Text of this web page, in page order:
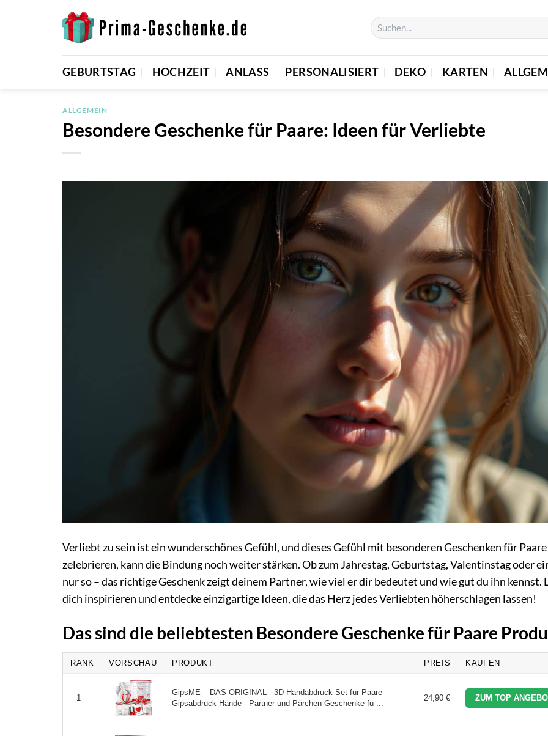
GEBURTSTAG HOCHZEIT ANLASS PERSONALISIERT DEKO KARTEN
ALLGEMEIN
Besondere Geschenke für Paare: Ideen für Verliebte
Verliebt zu sein ist ein wunderschönes Gefühl, und dieses Gefühl mit besonderen Geschenken für Paare
zelebrieren, kann die Bindung noch weiter stärken. Ob zum Jahrestag, Geburtstag, Valentinstag oder
nur so – das richtige Geschenk zeigt deinem Partner, wie viel er dir bedeutet und wie gut du ihn kennst.
dich inspirieren und entdecke einzigartige Ideen, die das Herz jedes Verliebten höherschlagen lassen!
Das sind die beliebtesten Besondere Geschenke für Paare
RANK VORSCHAU PRODUKT PREIS KAUFEN
1
GipsME – DAS ORIGINAL - 3D Handabdruck Set für Paare –
Gipsabdruck Hände - Partner und Pärchen Geschenke fü ...
24,90 € ZUM TOP